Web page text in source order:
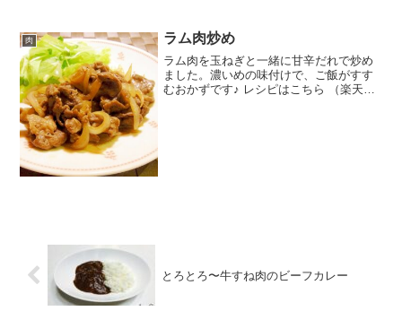
肉 ラム肉炒め
ラム肉を玉ねぎと一緒に甘辛だれで炒め
ました。濃いめの味付けで、ご飯がすす
むおかずです♪ レシピはこちら （楽天レ
とろとろ〜牛すね肉のビーフカレー